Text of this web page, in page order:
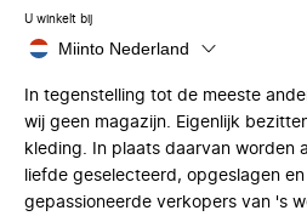
U winkelt bij
Miinto Nederland
In tegenstelling tot de meeste
wij geen magazijn. Eigenlijk
kleding. In plaats daarvan worden
liefde geselecteerd, opgeslagen
gepassioneerde verkopers van 's